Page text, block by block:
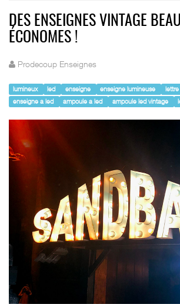
DES ENSEIGNES VINTAGE
ÉCONOMES !
Prodecoup Enseignes
lumineux led enseigne enseigne lumineuse
enseigne a led
ampoule a led ampoule led vintage